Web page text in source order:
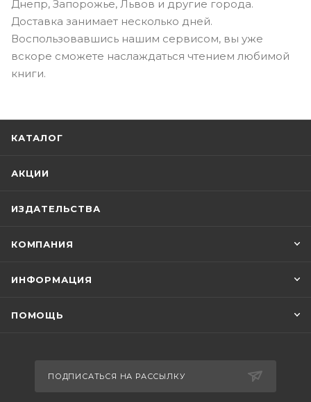
Днепр, Запорожье, Львов и другие города.
Доставка занимает несколько дней.
Воспользовавшись нашим сервисом, вы уже
вскоре сможете наслаждаться чтением любимой
книги.
КАТАЛОГ
АКЦИИ
ИЗДАТЕЛЬСТВА
КОМПАНИЯ
ИНФОРМАЦИЯ
ПОМОЩЬ
ПОДПИСАТЬСЯ НА РАССЫЛКУ